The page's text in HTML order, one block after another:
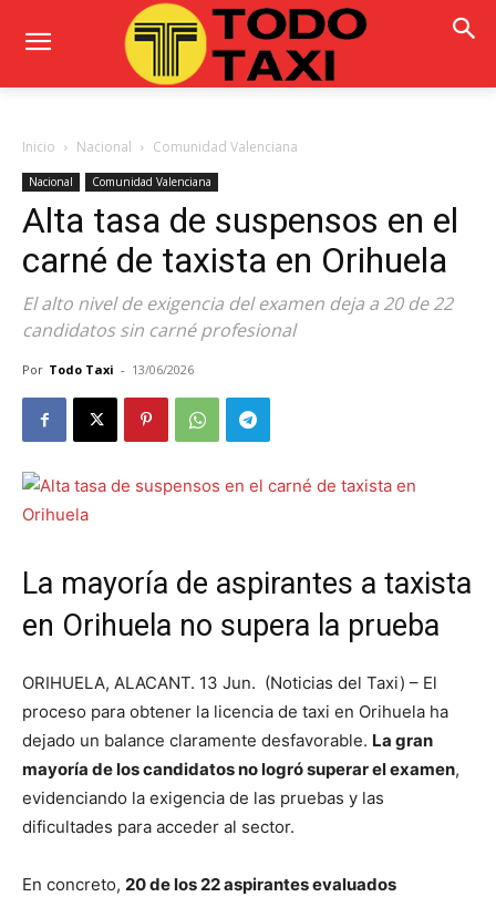
Inicio Nacional Comunidad Valenciana
Nacional Comunidad Valenciana
Alta tasa de suspensos en el
carné de taxista en Orihuela
El alto nivel de exigencia del examen deja a 20 de 22
candidatos sin carné profesional
Por Todo Taxi - 13/06/2026
La mayoría de aspirantes a taxista
en Orihuela no supera la prueba
ORIHUELA, ALACANT. 13 Jun. (Noticias del Taxi) – El
proceso para obtener la licencia de taxi en Orihuela ha
dejado un balance claramente desfavorable. La gran
mayoría de los candidatos no logró superar el examen,
evidenciando la exigencia de las pruebas y las
dificultades para acceder al sector.
En concreto, 20 de los 22 aspirantes evaluados